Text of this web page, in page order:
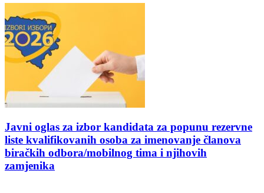
Javni oglas za izbor kandidata za popunu rezervne
liste kvalifikovanih osoba za imenovanje članova
biračkih odbora/mobilnog tima i njihovih
zamjenika